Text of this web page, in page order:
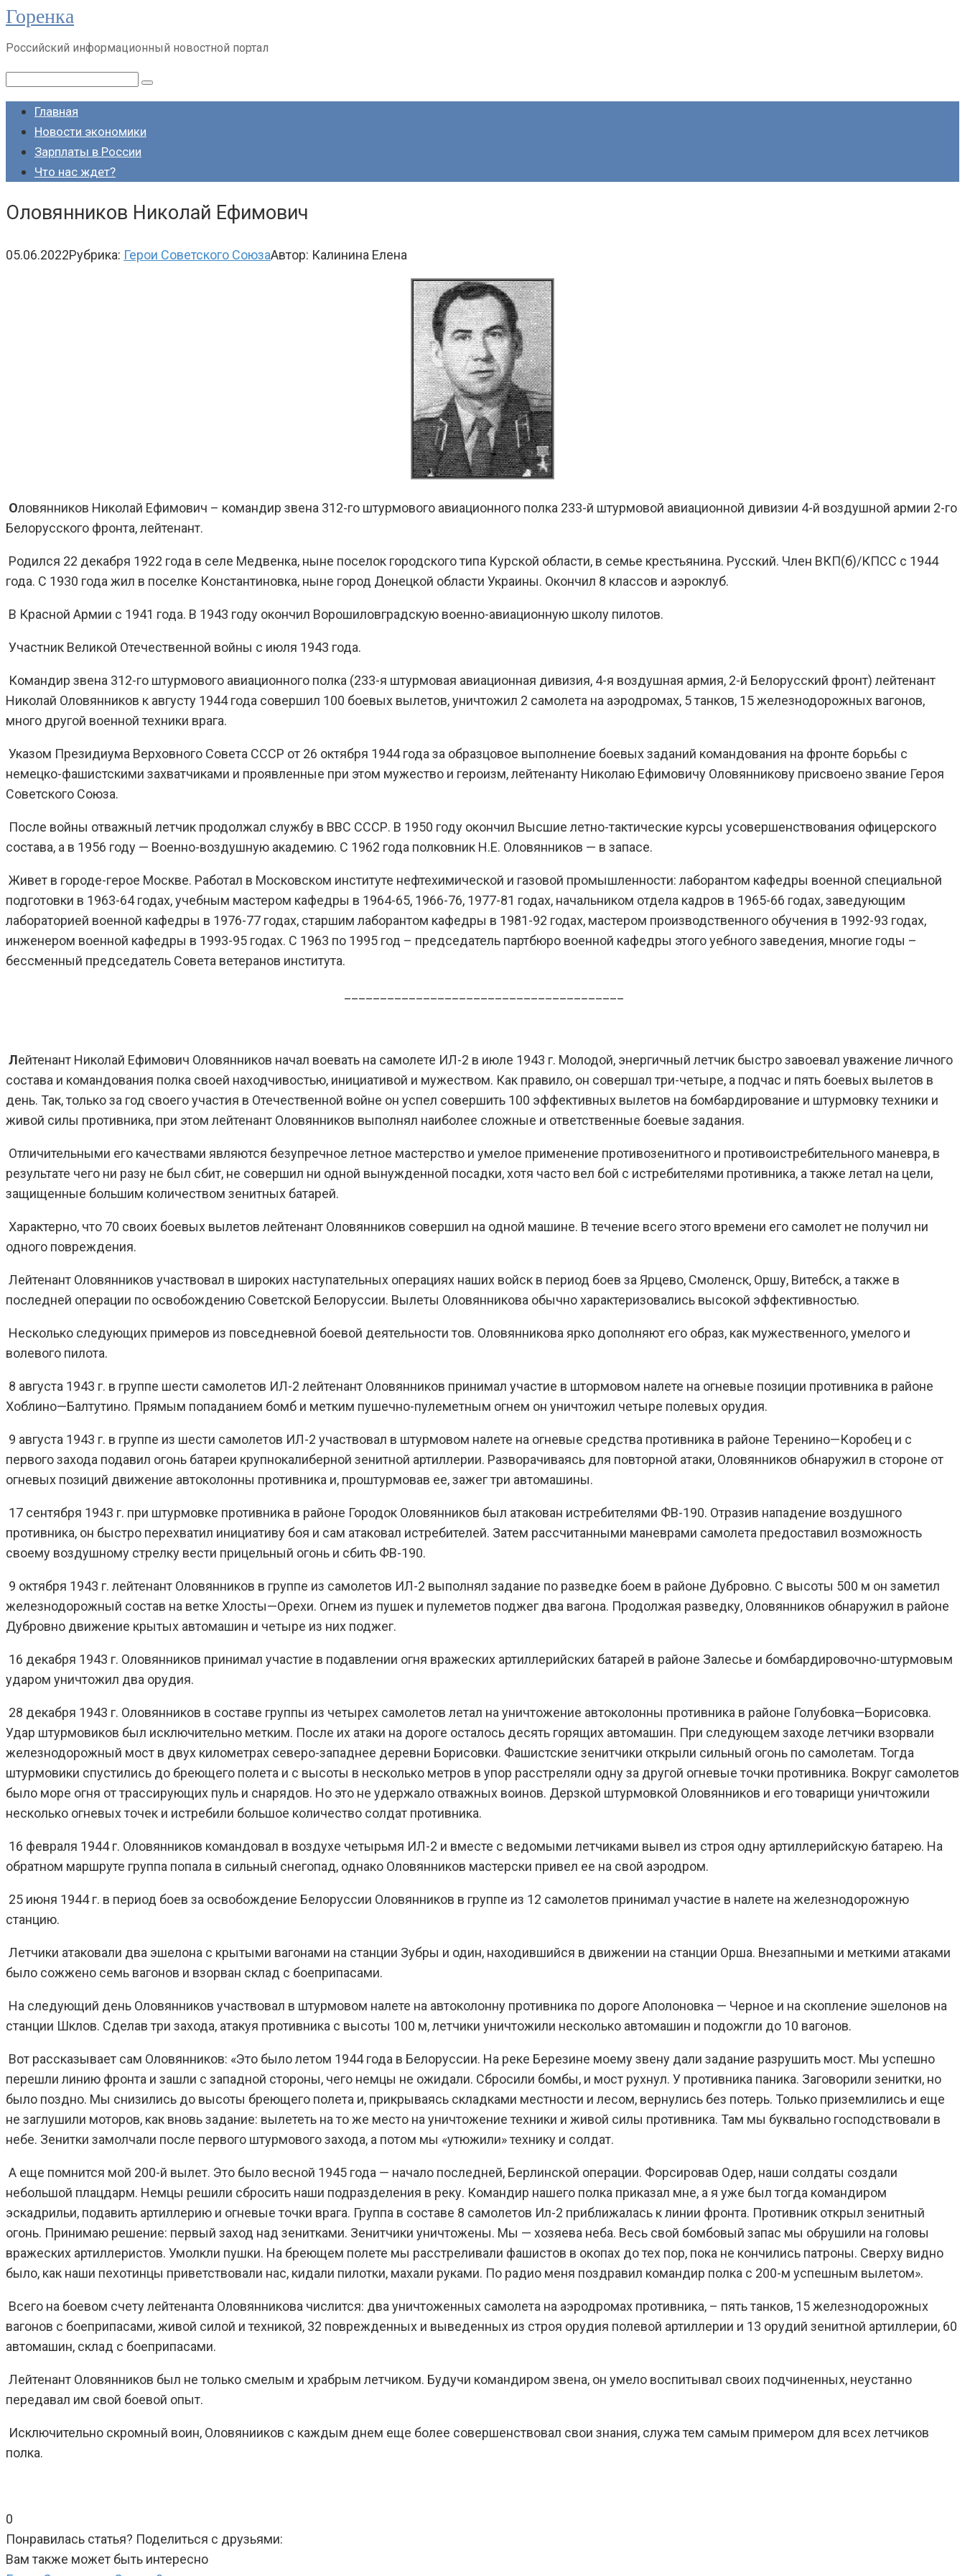
Перейти
контенту
Горенка
Российский информационный новостной портал
Поиск:
Главная
Новости экономики
Зарплаты в России
Что нас ждет?
Оловянников Николай Ефимович
05.06.2022Рубрика: Герои Советского СоюзаАвтор: Калинина Елена
Оловянников Николай Ефимович – командир звена 312-го штурмового авиационного полка 233-й штурмовой авиационной дивизии 4-й воздушной армии 2-го
Белорусского фронта, лейтенант.
Родился 22 декабря 1922 года в селе Медвенка, ныне поселок городского типа Курской области, в семье крестьянина. Русский. Член ВКП(б)/КПСС с 1944
года. С 1930 года жил в поселке Константиновка, ныне город Донецкой области Украины. Окончил 8 классов и аэроклуб.
В Красной Армии с 1941 года. В 1943 году окончил Ворошиловградскую военно-авиационную школу пилотов.
Участник Великой Отечественной войны с июля 1943 года.
Командир звена 312-го штурмового авиационного полка (233-я штурмовая авиационная дивизия, 4-я воздушная армия, 2-й Белорусский фронт) лейтенант
Николай Оловянников к августу 1944 года совершил 100 боевых вылетов, уничтожил 2 самолета на аэродромах, 5 танков, 15 железнодорожных вагонов,
много другой военной техники врага.
Указом Президиума Верховного Совета СССР от 26 октября 1944 года за образцовое выполнение боевых заданий командования на фронте борьбы с
немецко-фашистскими захватчиками и проявленные при этом мужество и героизм, лейтенанту Николаю Ефимовичу Оловянникову присвоено звание Героя
Советского Союза.
После войны отважный летчик продолжал службу в ВВС СССР. В 1950 году окончил Высшие летно-тактические курсы усовершенствования офицерского
состава, а в 1956 году — Военно-воздушную академию. С 1962 года полковник Н.Е. Оловянников — в запасе.
Живет в городе-герое Москве. Работал в Московском институте нефтехимической и газовой промышленности: лаборантом кафедры военной специальной
подготовки в 1963-64 годах, учебным мастером кафедры в 1964-65, 1966-76, 1977-81 годах, начальником отдела кадров в 1965-66 годах, заведующим
лабораторией военной кафедры в 1976-77 годах, старшим лаборантом кафедры в 1981-92 годах, мастером производственного обучения в 1992-93 годах,
инженером военной кафедры в 1993-95 годах. С 1963 по 1995 год – председатель партбюро военной кафедры этого уебного заведения, многие годы –
бессменный председатель Совета ветеранов института.
Лейтенант Николай Ефимович Оловянников начал воевать на самолете ИЛ-2 в июле 1943 г. Молодой, энергичный летчик быстро завоевал уважение личного
состава и командования полка своей находчивостью, инициативой и мужеством. Как правило, он совершал три-четыре, а подчас и пять боевых вылетов в
день. Так, только за год своего участия в Отечественной войне он успел совершить 100 эффективных вылетов на бомбардирование и штурмовку техники и
живой силы противника, при этом лейтенант Оловянников выполнял наиболее сложные и ответственные боевые задания.
Отличительными его качествами являются безупречное летное мастерство и умелое применение противозенитного и противоистребительного маневра, в
результате чего ни разу не был сбит, не совершил ни одной вынужденной посадки, хотя часто вел бой с истребителями противника, а также летал на цели,
защищенные большим количеством зенитных батарей.
Характерно, что 70 своих боевых вылетов лейтенант Оловянников совершил на одной машине. В течение всего этого времени его самолет не получил ни
одного повреждения.
Лейтенант Оловянников участвовал в широких наступательных операциях наших войск в период боев за Ярцево, Смоленск, Оршу, Витебск, а также в
последней операции по освобождению Советской Белоруссии. Вылеты Оловянникова обычно характеризовались высокой эффективностью.
Несколько следующих примеров из повседневной боевой деятельности тов. Оловянникова ярко дополняют его образ, как мужественного, умелого и
волевого пилота.
8 августа 1943 г. в группе шести самолетов ИЛ-2 лейтенант Оловянников принимал участие в штормовом налете на огневые позиции противника в районе
Хоблино—Балтутино. Прямым попаданием бомб и метким пушечно-пулеметным огнем он уничтожил четыре полевых орудия.
9 августа 1943 г. в группе из шести самолетов ИЛ-2 участвовал в штурмовом налете на огневые средства противника в районе Теренино—Коробец и с
первого захода подавил огонь батареи крупнокалиберной зенитной артиллерии. Разворачиваясь для повторной атаки, Оловянников обнаружил в стороне от
огневых позиций движение автоколонны противника и, проштурмовав ее, зажег три автомашины.
17 сентября 1943 г. при штурмовке противника в районе Городок Оловянников был атакован истребителями ФВ-190. Отразив нападение воздушного
противника, он быстро перехватил инициативу боя и сам атаковал истребителей. Затем рассчитанными маневрами самолета предоставил возможность
своему воздушному стрелку вести прицельный огонь и сбить ФВ-190.
9 октября 1943 г. лейтенант Оловянников в группе из самолетов ИЛ-2 выполнял задание по разведке боем в районе Дубровно. С высоты 500 м он заметил
железнодорожный состав на ветке Хлосты—Орехи. Огнем из пушек и пулеметов поджег два вагона. Продолжая разведку, Оловянников обнаружил в районе
Дубровно движение крытых автомашин и четыре из них поджег.
16 декабря 1943 г. Оловянников принимал участие в подавлении огня вражеских артиллерийских батарей в районе Залесье и бомбардировочно-штурмовым
ударом уничтожил два орудия.
28 декабря 1943 г. Оловянников в составе группы из четырех самолетов летал на уничтожение автоколонны противника в районе Голубовка—Борисовка.
Удар штурмовиков был исключительно метким. После их атаки на дороге осталось десять горящих автомашин. При следующем заходе летчики взорвали
железнодорожный мост в двух километрах северо-западнее деревни Борисовки. Фашистские зенитчики открыли сильный огонь по самолетам. Тогда
штурмовики спустились до бреющего полета и с высоты в несколько метров в упор расстреляли одну за другой огневые точки противника. Вокруг самолетов
было море огня от трассирующих пуль и снарядов. Но это не удержало отважных воинов. Дерзкой штурмовкой Оловянников и его товарищи уничтожили
несколько огневых точек и истребили большое количество солдат противника.
16 февраля 1944 г. Оловянников командовал в воздухе четырьмя ИЛ-2 и вместе с ведомыми летчиками вывел из строя одну артиллерийскую батарею. На
обратном маршруте группа попала в сильный снегопад, однако Оловянников мастерски привел ее на свой аэродром.
25 июня 1944 г. в период боев за освобождение Белоруссии Оловянников в группе из 12 самолетов принимал участие в налете на железнодорожную
станцию.
Летчики атаковали два эшелона с крытыми вагонами на станции Зубры и один, находившийся в движении на станции Орша. Внезапными и меткими атаками
было сожжено семь вагонов и взорван склад с боеприпасами.
На следующий день Оловянников участвовал в штурмовом налете на автоколонну противника по дороге Аполоновка — Черное и на скопление эшелонов на
станции Шклов. Сделав три захода, атакуя противника с высоты 100 м, летчики уничтожили несколько автомашин и подожгли до 10 вагонов.
Вот рассказывает сам Оловянников: «Это было летом 1944 года в Белоруссии. На реке Березине моему звену дали задание разрушить мост. Мы успешно
перешли линию фронта и зашли с западной стороны, чего немцы не ожидали. Сбросили бомбы, и мост рухнул. У противника паника. Заговорили зенитки, но
было поздно. Мы снизились до высоты бреющего полета и, прикрываясь складками местности и лесом, вернулись без потерь. Только приземлились и еще
не заглушили моторов, как вновь задание: вылететь на то же место на уничтожение техники и живой силы противника. Там мы буквально господствовали в
небе. Зенитки замолчали после первого штурмового захода, а потом мы «утюжили» технику и солдат.
А еще помнится мой 200-й вылет. Это было весной 1945 года — начало последней, Берлинской операции. Форсировав Одер, наши солдаты создали
небольшой плацдарм. Немцы решили сбросить наши подразделения в реку. Командир нашего полка приказал мне, а я уже был тогда командиром
эскадрильи, подавить артиллерию и огневые точки врага. Группа в составе 8 самолетов Ил-2 приближалась к линии фронта. Противник открыл зенитный
огонь. Принимаю решение: первый заход над зенитками. Зенитчики уничтожены. Мы — хозяева неба. Весь свой бомбовый запас мы обрушили на головы
вражеских артиллеристов. Умолкли пушки. На бреющем полете мы расстреливали фашистов в окопах до тех пор, пока не кончились патроны. Сверху видно
было, как наши пехотинцы приветствовали нас, кидали пилотки, махали руками. По радио меня поздравил командир полка с 200-м успешным вылетом».
Всего на боевом счету лейтенанта Оловянникова числится: два уничтоженных самолета на аэродромах противника, – пять танков, 15 железнодорожных
вагонов с боеприпасами, живой силой и техникой, 32 поврежденных и выведенных из строя орудия полевой артиллерии и 13 орудий зенитной артиллерии, 60
автомашин, склад с боеприпасами.
Лейтенант Оловянников был не только смелым и храбрым летчиком. Будучи командиром звена, он умело воспитывал своих подчиненных, неустанно
передавал им свой боевой опыт.
Исключительно скромный воин, Оловянииков с каждым днем еще более совершенствовал свои знания, служа тем самым примером для всех летчиков
полка.
0
Понравилась статья? Поделиться с друзьями:
Вам также может быть интересно